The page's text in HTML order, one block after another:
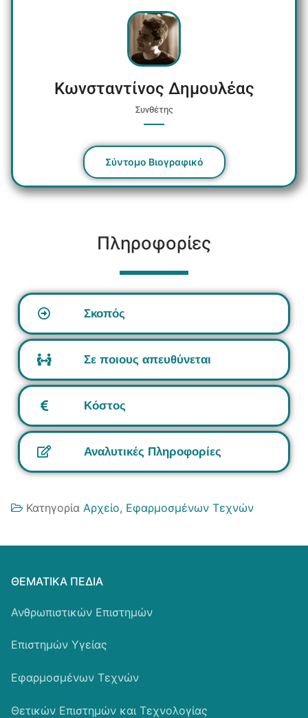
Κωνσταντίνος Δημουλέας
Συνθέτης
Σύντομο Βιογραφικό
Πληροφορίες
Σκοπός
Σε ποιους απευθύνεται
Κόστος
Αναλυτικές Πληροφορίες
Κατηγορία Αρχείο, Εφαρμοσμένων Τεχνών
ΘΕΜΑΤΙΚΆ ΠΕΔΊΑ
Ανθρωπιστικών Επιστημών
Επιστημών Υγείας
Εφαρμοσμένων Τεχνών
Θετικών Επιστημών και Τεχνολογίας